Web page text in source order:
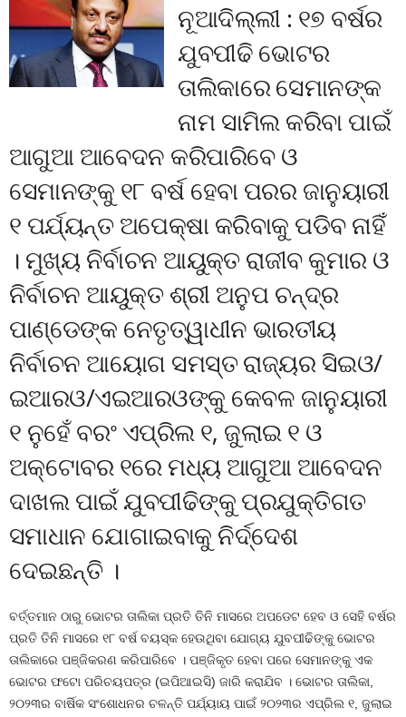
ନୂଆଦିଲ୍ଲୀ : ୧୭ ବର୍ଷର
ଯୁବପୀଢି ଭୋଟର
ତାଲିକାରେ ସେମାନଙ୍କ
ନାମ ସାମିଲ କରିବା ପାଇଁ
ଆଗୁଆ ଆବେଦନ କରିପାରିବେ ଓ
ସେମାନଙ୍କୁ ୧୮ ବର୍ଷ ହେବା ପରର ଜାନୁୟାରୀ
୧ ପର୍ଯ୍ୟନ୍ତ ଅପେକ୍ଷା କରିବାକୁ ପଡିବ ନାହିଁ
। ମୁଖ୍ୟ ନିର୍ବାଚନ ଆୟୁକ୍ତ ରାଜୀବ କୁମାର ଓ
ନିର୍ବାଚନ ଆୟୁକ୍ତ ଶ୍ରୀ ଅନୁପ ଚନ୍ଦ୍ର
ପାଣ୍ଡେଙ୍କ ନେତୃତ୍ୱାଧୀନ ଭାରତୀୟ
ନିର୍ବାଚନ ଆୟୋଗ ସମସ୍ତ ରାଜ୍ୟର ସିଇଓ/
ଇଆରଓ/ଏଇଆରଓଙ୍କୁ କେବଳ ଜାନୁୟାରୀ
୧ ନୁହେଁ ବରଂ ଏପ୍ରିଲ ୧, ଜୁଲାଇ ୧ ଓ
ଅକ୍ଟୋବର ୧ରେ ମଧ୍ୟ ଆଗୁଆ ଆବେଦନ
ଦାଖଲ ପାଇଁ ଯୁବପୀଢିଙ୍କୁ ପ୍ରଯୁକ୍ତିଗତ
ସମାଧାନ ଯୋଗାଇବାକୁ ନିର୍ଦ୍ଦେଶ
ଦେଇଛନ୍ତି ।
ବର୍ତ୍ତମାନ ଠାରୁ ଭୋଟର ତାଲିକା ପ୍ରତି ତିନି ମାସରେ ଅପଡେଟ ହେବ ଓ ସେହି ବର୍ଷର
ପ୍ରତି ତିନି ମାସରେ ୧୮ ବର୍ଷ ବୟସ୍କ ହେଉଥିବା ଯୋଗ୍ୟ ଯୁବପୀଢିଙ୍କୁ ଭୋଟର
ତାଲିକାରେ ପଞ୍ଜିକରଣ କରିପାରିବେ । ପଞ୍ଜିକୃତ ହେବା ପରେ ସେମାନଙ୍କୁ ଏକ
ଭୋଟର ଫଟୋ ପରିଚୟପତ୍ର (ଇପିଆଇସି) ଜାରି କରାଯିବ । ଭୋଟର ତାଲିକା,
୨୦୨୩ର ବାର୍ଷିକ ସଂଶୋଧନର ଚଳନ୍ତି ପର୍ଯ୍ୟାୟ ପାଇଁ ୨୦୨୩ର ଏପ୍ରିଲ ୧, ଜୁଲାଇ